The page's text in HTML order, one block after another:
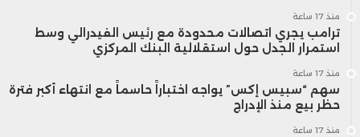
منذ 17 ساعة
ترامب يجري اتصالات محدودة مع رئيس الفيدرالي وسط
استمرار الجدل حول استقلالية البنك المركزي
منذ 17 ساعة
سهم “سبيس إكس” يواجه اختباراً حاسماً مع انتهاء أكبر فترة
حظر بيع منذ الإدراج
منذ 17 ساعة